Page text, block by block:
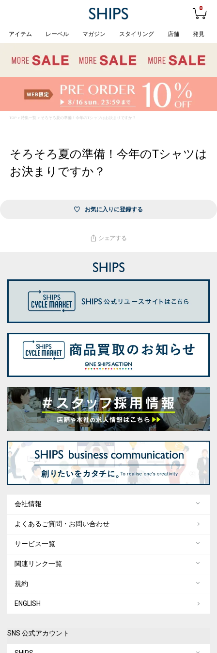
0
アイテム レーベル マガジン スタイリング 店舗 発見
TOP> 特集一覧 > そろそろ夏の準備！今年のTシャツはお決まりですか？
そろそろ夏の準備！今年のTシャツは
お決まりですか？
お気に入りに登録する
シェアする
会社情報
よくあるご質問・お問い合わせ
サービス一覧
関連リンク一覧
規約
ENGLISH
SNS 公式アカウント